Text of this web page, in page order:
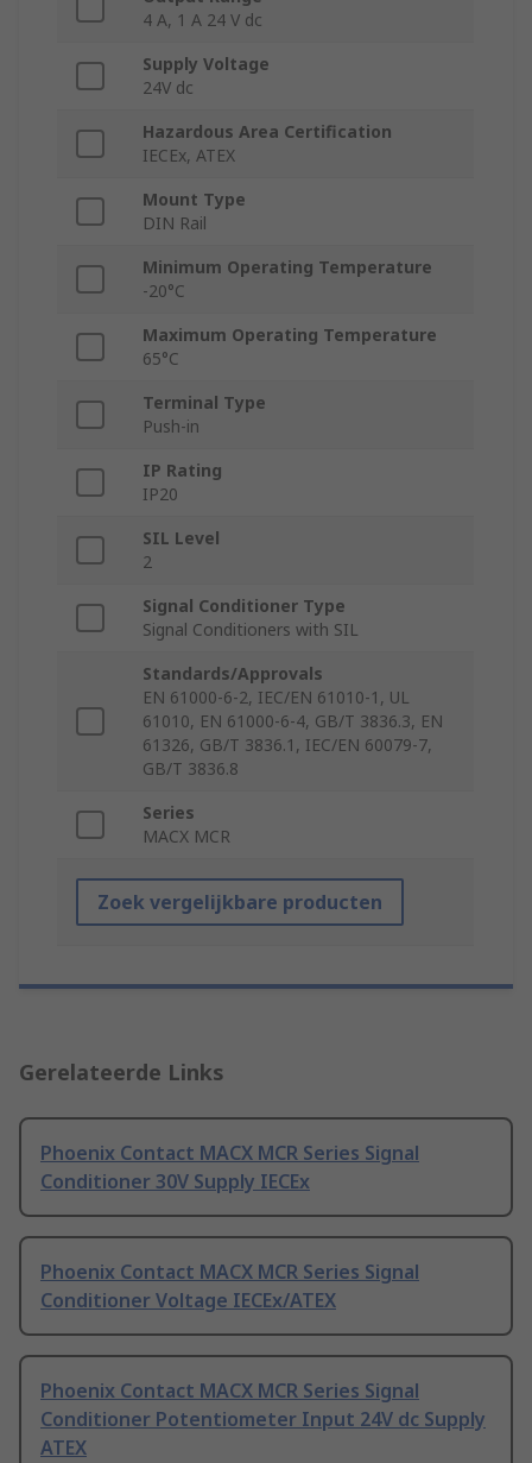
4 A, 1 A 24 V dc
Supply Voltage
24V dc
Hazardous Area Certification
IECEx, ATEX
Mount Type
DIN Rail
Minimum Operating Temperature
-20°C
Maximum Operating Temperature
65°C
Terminal Type
Push-in
IP Rating
IP20
SIL Level
2
Signal Conditioner Type
Signal Conditioners with SIL
Standards/Approvals
EN 61000-6-2, IEC/EN 61010-1, UL
61010, EN 61000-6-4, GB/T 3836.3, EN
61326, GB/T 3836.1, IEC/EN 60079-7,
GB/T 3836.8
Series
MACX MCR
Zoek vergelijkbare producten
Gerelateerde Links
Phoenix Contact MACX MCR Series Signal
Conditioner 30V Supply IECEx
Phoenix Contact MACX MCR Series Signal
Conditioner Voltage IECEx/ATEX
Phoenix Contact MACX MCR Series Signal
Conditioner Potentiometer Input 24V dc Supply
ATEX